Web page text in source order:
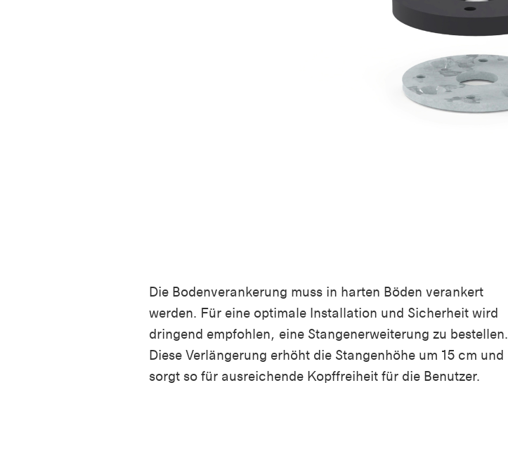
Die Bodenverankerung muss in harten Böden verankert
werden. Für eine optimale Installation und Sicherheit wird
dringend empfohlen, eine Stangenerweiterung zu bestellen.
Diese Verlängerung erhöht die Stangenhöhe um 15 cm und
sorgt so für ausreichende Kopffreiheit für die Benutzer.